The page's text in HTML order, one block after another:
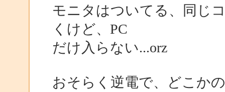
モニタはついてる、同じ
くけど、PC
だけ入らない...orz
おそらく逆電で、どこか